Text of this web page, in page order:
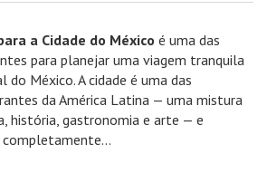
a Cidade do México é uma das
para planejar uma viagem tranquila
México. A cidade é uma das
da América Latina — uma mistura
história, gastronomia e arte — e